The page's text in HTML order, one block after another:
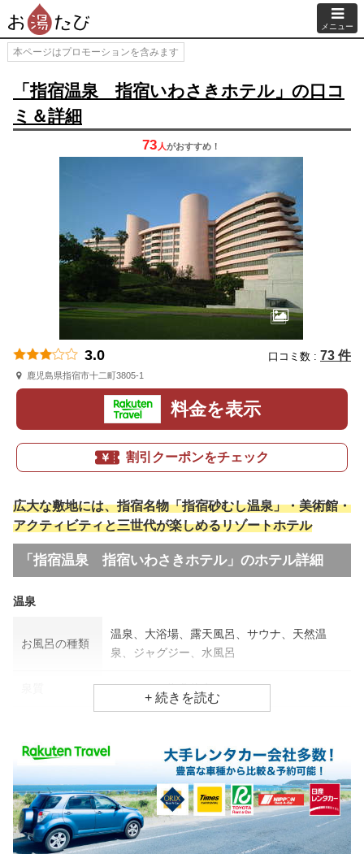
メニュー
本ページはプロモーションを含みます
「指宿温泉 指宿いわさきホテル」の口コ
ミ＆詳細
73 人がおすすめ！
3.0 口コミ数 : 73 件
鹿児島県指宿市十二町3805-1
料金を表示
割引クーポンをチェック
広大な敷地には、指宿名物「指宿砂むし温泉」・美術館・
アクティビティと三世代が楽しめるリゾートホテル
「指宿温泉 指宿いわさきホテル」のホテル詳細
温泉
お風呂の種類
温泉、大浴場、露天風呂、サウナ、天然温
泉、ジャグジー、水風呂
ナトリウム塩化物泉
食事場所
朝食 レストラン
夕食 レストラン、広間